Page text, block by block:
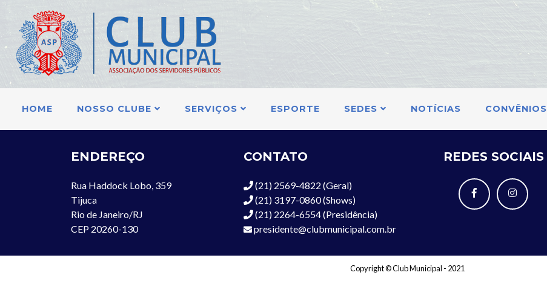
HOME NOSSO CLUBE SERVIÇOS ESPORTE SEDES NOTÍCIAS CONVÊNIOS
ENDEREÇO
Rua Haddock Lobo, 359
Tijuca
Rio de Janeiro/RJ
CEP 20260-130
CONTATO
(21) 2569-4822 (Geral)
(21) 3197-0860 (Shows)
(21) 2264-6554 (Presidência)
presidente@clubmunicipal.com.br
REDES SOCIAIS
Copyright © Club Municipal - 2021